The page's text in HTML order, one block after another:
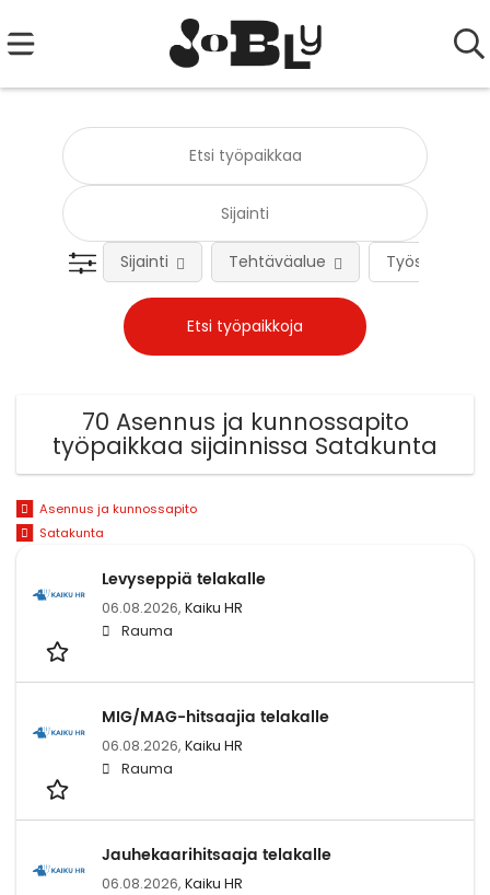
Työsuhteen
Sijainti Tehtäväalue
70 Asennus ja kunnossapito
työpaikkaa sijainnissa Satakunta
Asennus ja kunnossapito
Satakunta
Levyseppiä telakalle
06.08.2026, Kaiku HR
Rauma
MIG/MAG-hitsaajia telakalle
06.08.2026, Kaiku HR
Rauma
Jauhekaarihitsaaja telakalle
06.08.2026, Kaiku HR